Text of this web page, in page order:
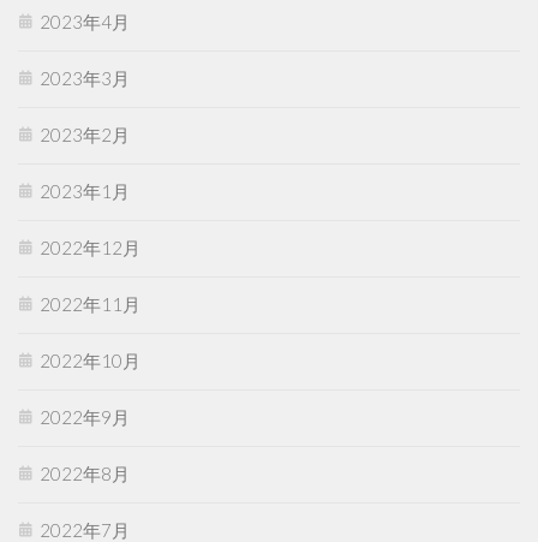
2023年4月
2023年3月
2023年2月
2023年1月
2022年12月
2022年11月
2022年10月
2022年9月
2022年8月
2022年7月